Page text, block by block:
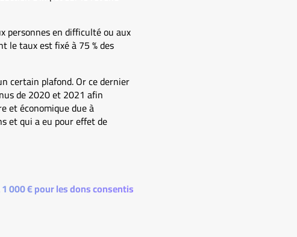
personnes en difficulté ou aux
le taux est fixé à 75 % des
certain plafond. Or ce dernier
de 2020 et 2021 afin
et économique due à
et qui a eu pour effet de
000 € pour les dons consentis